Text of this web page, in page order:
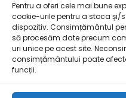
Pentru a oferi cele mai bune
cookie-urile pentru a stoca și/
dispozitiv. Consimțământul
să procesăm date precum
uri unice pe acest site.
consimțământului poate
funcții.